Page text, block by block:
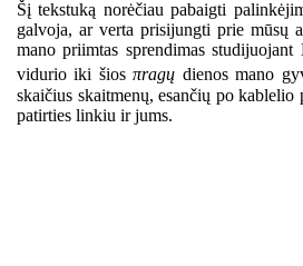
Šį tekstuką norėčiau pabaigti
galvoja, ar verta prisijungti prie mūsų
mano priimtas sprendimas
vidurio iki šiosπragų dienos mano
skaičius skaitmenų, esančių po kablelio
patirties linkiu ir jums.